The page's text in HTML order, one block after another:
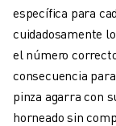
específica para
cuidadosamente
el número
consecuencia
pinza agarra con
horneado sin